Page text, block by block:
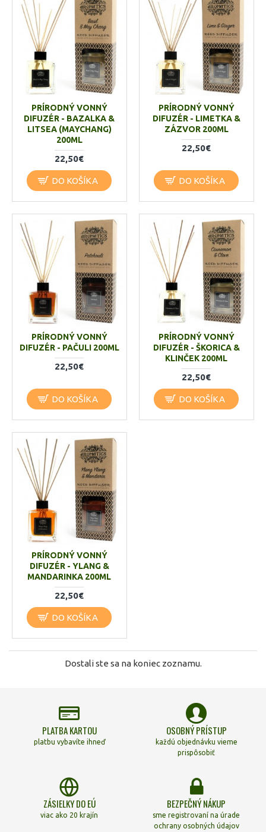
PRÍRODNÝ VONNÝ
DIFUZÉR - BAZALKA &
LITSEA (MAYCHANG)
200ML
22,50€
DO KOŠÍKA
PRÍRODNÝ VONNÝ
DIFUZÉR - LIMETKA &
ZÁZVOR 200ML
22,50€
DO KOŠÍKA
PRÍRODNÝ VONNÝ
DIFUZÉR - PAČULI 200ML
22,50€
DO KOŠÍKA
PRÍRODNÝ VONNÝ
DIFUZÉR - ŠKORICA &
KLINČEK 200ML
22,50€
DO KOŠÍKA
PRÍRODNÝ VONNÝ
DIFUZÉR - YLANG &
MANDARINKA 200ML
22,50€
DO KOŠÍKA
Dostali ste sa na koniec zoznamu.
PLATBA KARTOU
platbu vybavíte ihneď
OSOBNÝ PRÍSTUP
každú objednávku vieme
prispôsobiť
ZÁSIELKY DO EÚ
viac ako 20 krajín
BEZPEČNÝ NÁKUP
sme registrovaní na úrade
ochrany osobných údajov